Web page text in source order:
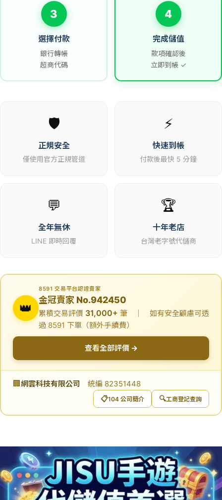
3
選擇付款
銀行轉帳
超商代碼
4
完成儲值
款項確認後
立即到帳 ✓
🛡️
正規安全
僅使用官方正規管道
⚡
快速到帳
付款後最快 5 分鐘
💬
全年無休
LINE 即時回覆
🏆
十年老店
台灣老字號代儲商
👑
8591 交易平台認證賣家
金冠賣家 No.942450
累積交易評價 31,000+ 筆 ｜ 如有安全顧慮可透
過 8591 下單（額外手續費）
查看全部評價 →
🏢 網雲科技有限公司 統編 82351448
📋104 公司簡介 🔍工商登記查詢